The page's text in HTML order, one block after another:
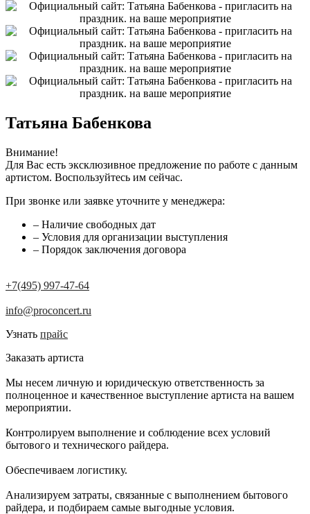
Татьяна Бабенкова
Внимание!
Для Вас есть эксклюзивное предложение по работе с данным
артистом. Воспользуйтесь им сейчас.
При звонке или заявке уточните у менеджера:
– Наличие свободных дат
– Условия для организации выступления
– Порядок заключения договора
+7(495) 997-47-64
info@proconcert.ru
Узнать прайс
Заказать артиста
Мы несем личную и юридическую ответственность за
полноценное и качественное выступление артиста на вашем
мероприятии.
Контролируем выполнение и соблюдение всех условий
бытового и технического райдера.
Обеспечиваем логистику.
Анализируем затраты, связанные с выполнением бытового
райдера, и подбираем самые выгодные условия.